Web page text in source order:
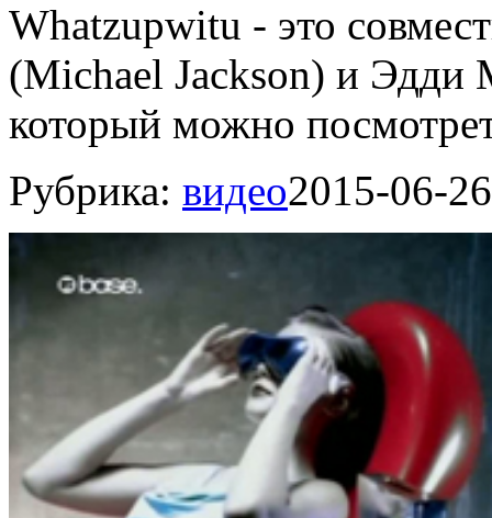
Whatzupwitu - это
(Michael Jackson) и
который можно
Рубрика: видео2015-06-26